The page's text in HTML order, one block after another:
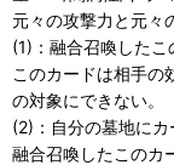
元々の攻撃力と元々
(1)：融合召喚したこ
このカードは相手の
の対象にできない。
(2)：自分の墓地にカ
融合召喚したこのカ